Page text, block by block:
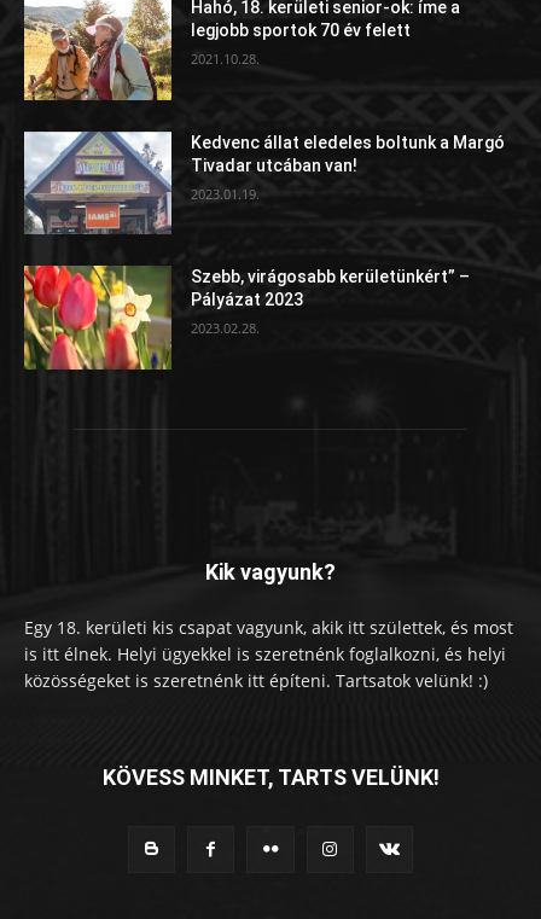
Hahó, 18. kerületi senior-ok: íme a
legjobb sportok 70 év felett
2021.10.28.
Kedvenc állat eledeles boltunk a Margó
Tivadar utcában van!
2023.01.19.
Szebb, virágosabb kerületünkért” –
Pályázat 2023
2023.02.28.
Kik vagyunk?
Egy 18. kerületi kis csapat vagyunk, akik itt születtek, és most
is itt élnek. Helyi ügyekkel is szeretnénk foglalkozni, és helyi
közösségeket is szeretnénk itt építeni. Tartsatok velünk! :)
KÖVESS MINKET, TARTS VELÜNK!